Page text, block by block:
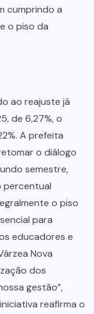
cumprindo a
o piso da
ao reajuste já
de 6,27%, o
A prefeita
o diálogo
semestre,
percentual
o piso
para
educadores e
Nova
dos
gestão”,
reafirma o